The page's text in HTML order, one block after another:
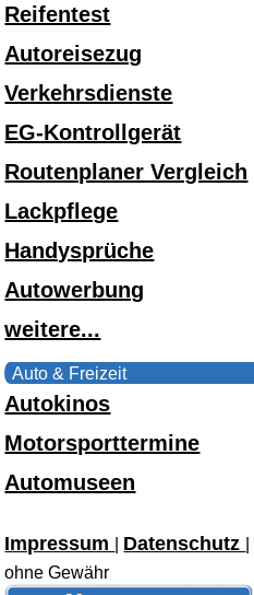
Reifentest
Autoreisezug
Verkehrsdienste
EG-Kontrollgerät
Routenplaner Vergleich
Lackpflege
Handysprüche
Autowerbung
weitere...
Auto & Freizeit
Autokinos
Motorsporttermine
Automuseen
Impressum Datenschutz
ohne Gewähr